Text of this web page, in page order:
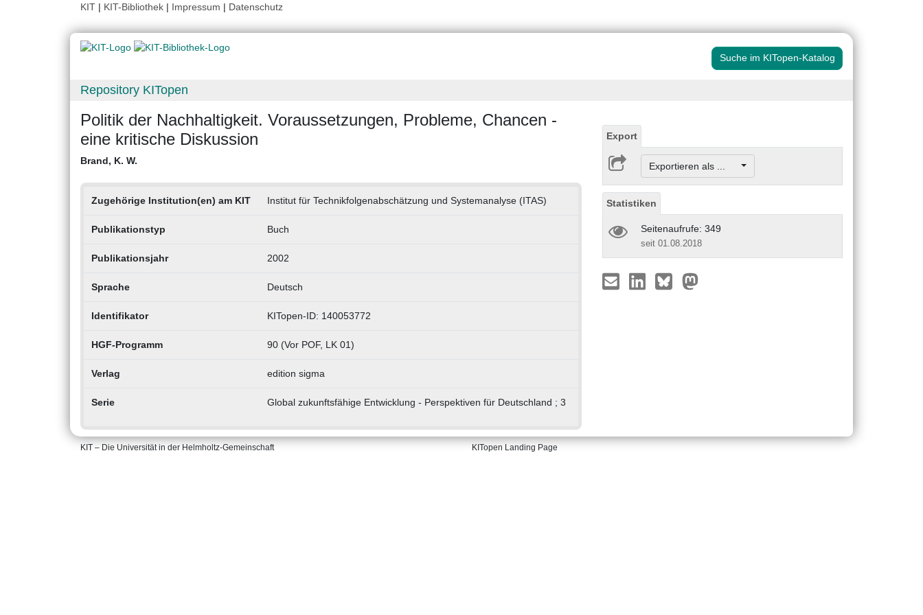
KIT | KIT-Bibliothek | Impressum | Datenschutz
Suche im KITopen-Katalog
Repository KITopen
Politik der Nachhaltigkeit. Voraussetzungen, Probleme, Chancen -
eine kritische Diskussion
Brand, K. W.
Zugehörige Institution(en) am KIT Institut für Technikfolgenabschätzung und Systemanalyse (ITAS)
Publikationstyp Buch
Publikationsjahr 2002
Sprache Deutsch
Identifikator KITopen-ID: 140053772
HGF-Programm 90 (Vor POF, LK 01)
Verlag edition sigma
Serie Global zukunftsfähige Entwicklung - Perspektiven für Deutschland ; 3
Export
Exportieren als ...
Statistiken
Seitenaufrufe: 349
seit 01.08.2018
KIT – Die Universität in der Helmholtz-Gemeinschaft KITopen Landing Page